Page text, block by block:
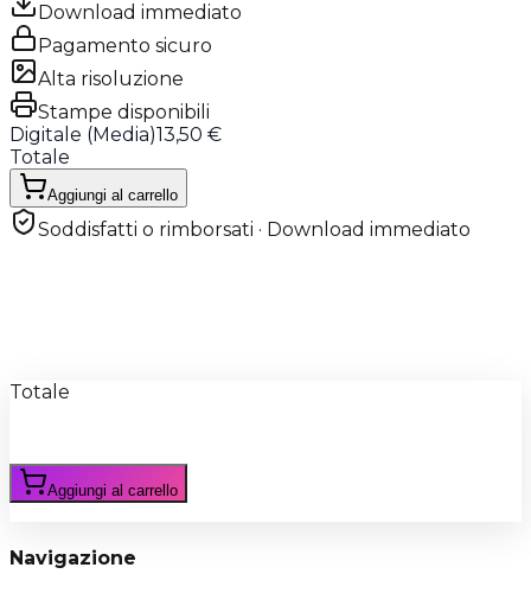
Download immediato
Pagamento sicuro
Alta risoluzione
Stampe disponibili
Digitale (Media)13,50 €
Totale
Aggiungi al carrello
Soddisfatti o rimborsati · Download immediato
Totale
Aggiungi al carrello
Navigazione